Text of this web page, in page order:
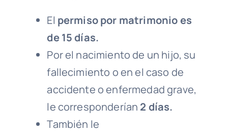
El permiso por matrimonio es
de 15 días.
Por el nacimiento de un hijo, su
fallecimiento o en el caso de
accidente o enfermedad grave,
le corresponderían 2 días.
También le